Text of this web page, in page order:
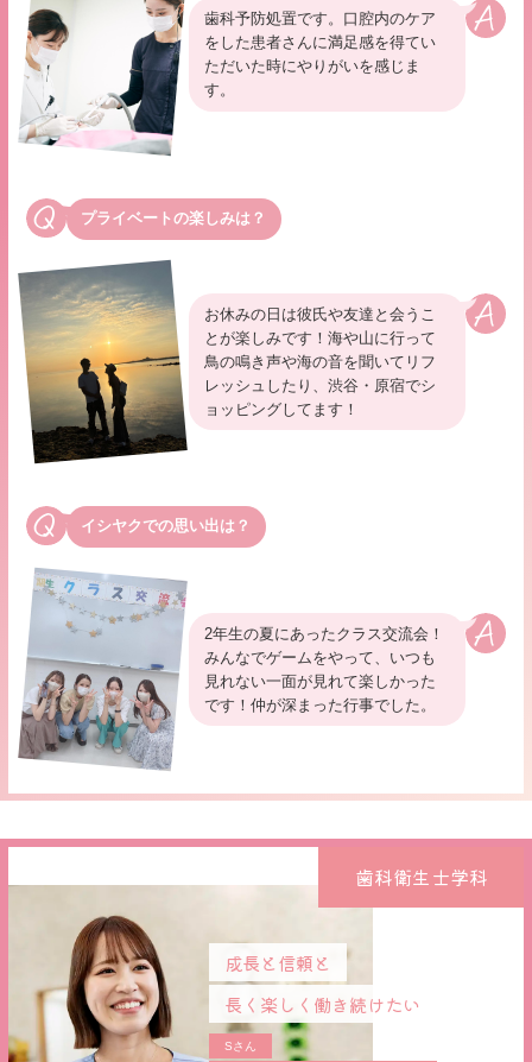
歯科予防処置です。口腔内のケア
をした患者さんに満足感を得てい
ただいた時にやりがいを感じま
す。
プライベートの楽しみは？
お休みの日は彼氏や友達と会うこ
とが楽しみです！海や山に行って
鳥の鳴き声や海の音を聞いてリフ
レッシュしたり、渋谷・原宿でシ
ョッピングしてます！
イシヤクでの思い出は？
2年生の夏にあったクラス交流会！
みんなでゲームをやって、いつも
見れない一面が見れて楽しかった
です！仲が深まった行事でした。
歯科衛生士学科
成長と信頼と
長く楽しく働き続けたい
Sさん